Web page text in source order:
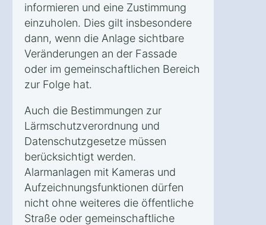
informieren und eine Zustimmung
einzuholen. Dies gilt insbesondere
dann, wenn die Anlage sichtbare
Veränderungen an der Fassade
oder im gemeinschaftlichen Bereich
zur Folge hat.
Auch die Bestimmungen zur
Lärmschutzverordnung und
Datenschutzgesetze müssen
berücksichtigt werden.
Alarmanlagen mit Kameras und
Aufzeichnungsfunktionen dürfen
nicht ohne weiteres die öffentliche
Straße oder gemeinschaftliche